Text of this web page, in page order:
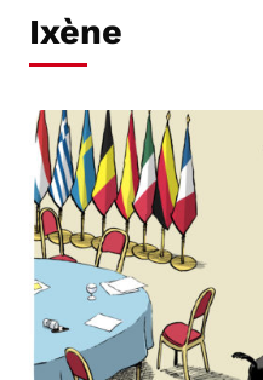
Monde
Opinions
Tous les articles
Faire un don
Emploi
Se connecter
Ixène